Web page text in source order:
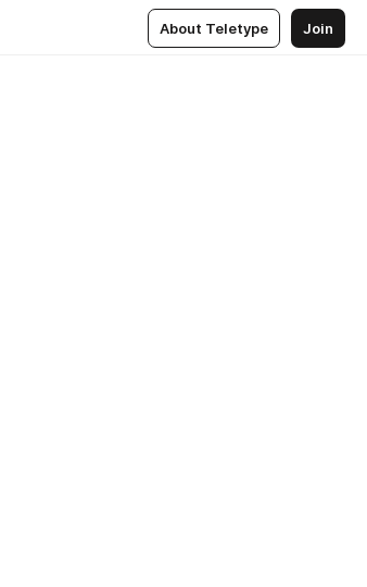
About Teletype Join